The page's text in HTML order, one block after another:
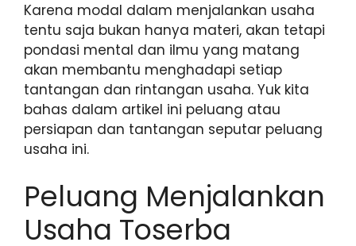
Karena modal dalam menjalankan usaha
tentu saja bukan hanya materi, akan tetapi
pondasi mental dan ilmu yang matang
akan membantu menghadapi setiap
tantangan dan rintangan usaha. Yuk kita
bahas dalam artikel ini peluang atau
persiapan dan tantangan seputar peluang
usaha ini.
Peluang Menjalankan
Usaha Toserba